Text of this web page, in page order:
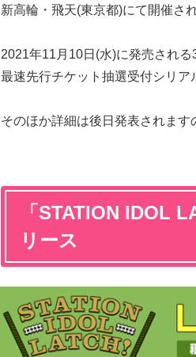
新高輪・飛天(東京都)にて開催され
2021年11月10日(水)に発売され
最速先行チケット抽選受付シリア
そのほか詳細は後日発表されます
「STATION IDOL
リース